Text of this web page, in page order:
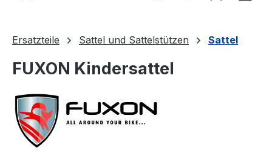
Ersatzteile Sattel und Sattelstützen Sattel
FUXON Kindersattel